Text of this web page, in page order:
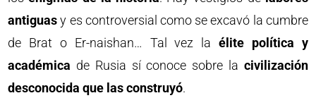
antiguasy es controversial como se excavó la cumbre
de Brat o Er-naishan… Tal vez laélite política y
académica de Rusia sí conoce sobre la civilización
desconocida que las construyó.